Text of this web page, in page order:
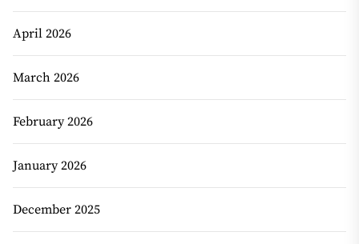
April 2026
March 2026
February 2026
January 2026
December 2025